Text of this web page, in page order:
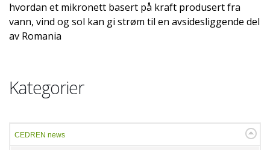
hvordan et mikronett basert på kraft produsert fra
vann, vind og sol kan gi strøm til en avsidesliggende del
av Romania
Kategorier
CEDREN news